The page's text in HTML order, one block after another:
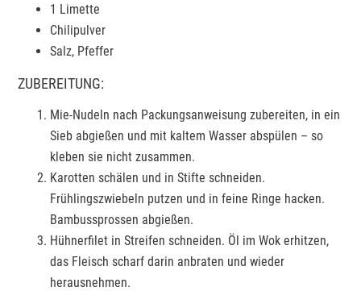
1 Limette
Chilipulver
Salz, Pfeffer
ZUBEREITUNG:
Mie-Nudeln nach Packungsanweisung zubereiten, in ein
Sieb abgießen und mit kaltem Wasser abspülen – so
kleben sie nicht zusammen.
Karotten schälen und in Stifte schneiden.
Frühlingszwiebeln putzen und in feine Ringe hacken.
Bambussprossen abgießen.
Hühnerfilet in Streifen schneiden. Öl im Wok erhitzen,
das Fleisch scharf darin anbraten und wieder
herausnehmen.